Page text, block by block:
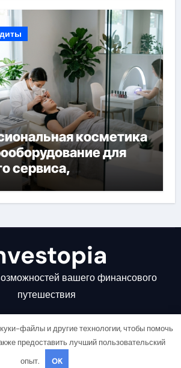
косметика
для
сервиса,
ресниц и
вашего финансового
путешествия
reserved |
файлы и другие технологии, чтобы помочь
предоставить лучший пользовательский
опыт.
OK